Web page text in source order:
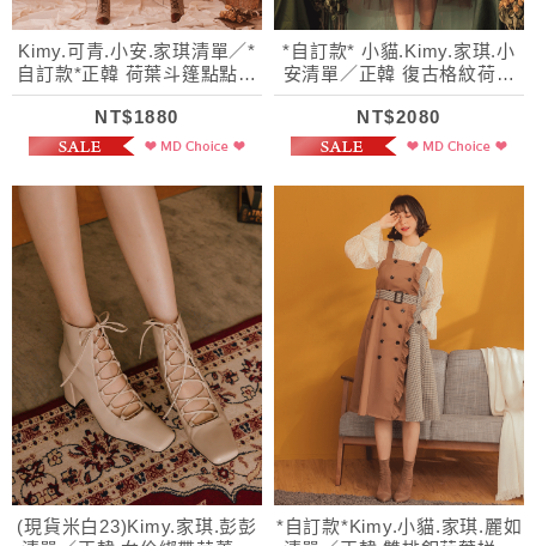
Kimy.可青.小安.家琪清單／*
自訂款*正韓 荷葉斗篷點點植
絨風衣
NT$1880
*自訂款* 小貓.Kimy.家琪.小
安清單／正韓 復古格紋荷葉
層次拼紗外套
NT$2080
(現貨米白23)Kimy.家琪.彭彭
*自訂款*Kimy.小貓.家琪.麗如